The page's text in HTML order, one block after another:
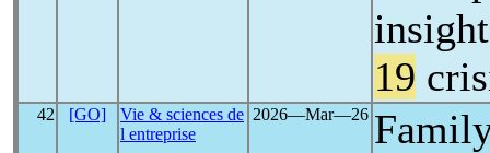
19
42 [GO]
Vie & sciences de
l entreprise
2026―Mar―26